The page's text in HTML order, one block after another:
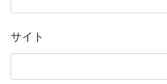
サイト